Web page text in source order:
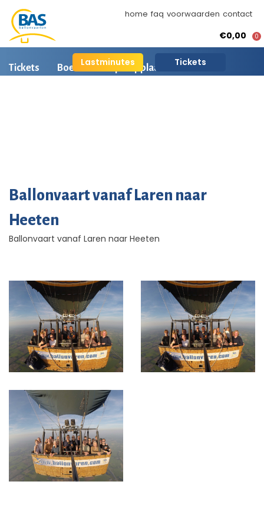
home faq voorwaarden contact
Lastminutes Tickets
€0,00 0
Tickets Boeken Opstapplaatsen
Ballonvaart vanaf Laren naar
Heeten
Ballonvaart vanaf Laren naar Heeten